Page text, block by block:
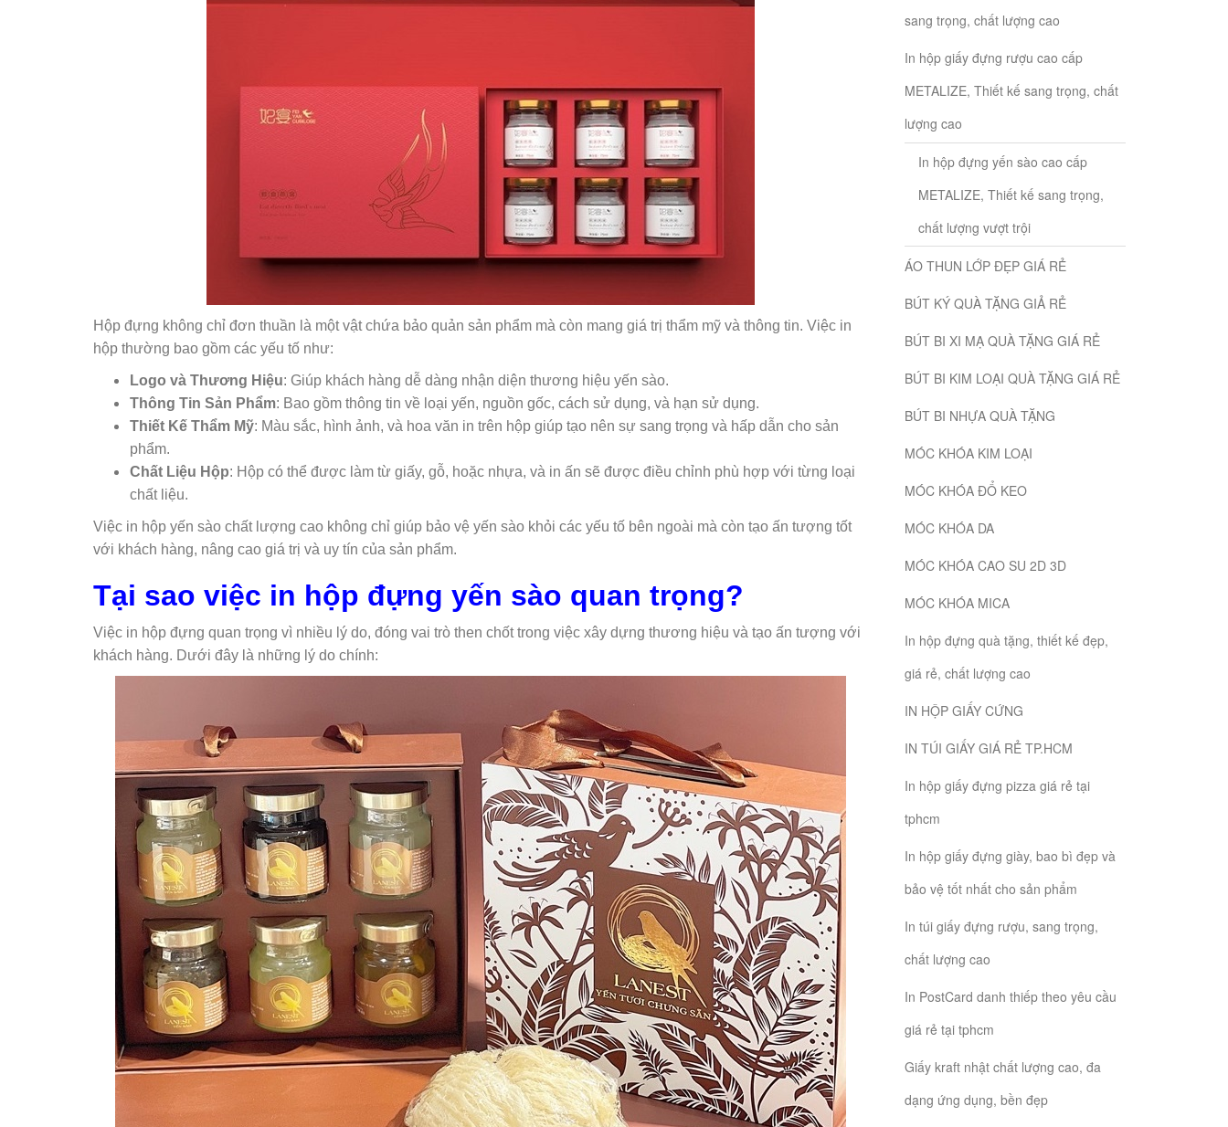
Hộp đựng không chỉ đơn thuần là một vật chứa bảo quản sản phẩm mà còn mang giá trị thẩm mỹ và thông tin. Việc in
hộp thường bao gồm các yếu tố như:
Logo và Thương Hiệu: Giúp khách hàng dễ dàng nhận diện thương hiệu yến sào.
Thông Tin Sản Phẩm: Bao gồm thông tin về loại yến, nguồn gốc, cách sử dụng, và hạn sử dụng.
Thiết Kế Thẩm Mỹ: Màu sắc, hình ảnh, và hoa văn in trên hộp giúp tạo nên sự sang trọng và hấp dẫn cho sản
phẩm.
Chất Liệu Hộp: Hộp có thể được làm từ giấy, gỗ, hoặc nhựa, và in ấn sẽ được điều chỉnh phù hợp với từng loại
chất liệu.
Việc in hộp yến sào chất lượng cao không chỉ giúp bảo vệ yến sào khỏi các yếu tố bên ngoài mà còn tạo ấn tượng tốt
với khách hàng, nâng cao giá trị và uy tín của sản phẩm.
Tại sao việc in hộp đựng yến sào quan trọng?
Việc in hộp đựng quan trọng vì nhiều lý do, đóng vai trò then chốt trong việc xây dựng thương hiệu và tạo ấn tượng với
khách hàng. Dưới đây là những lý do chính:
sang trọng, chất lượng cao
In hộp giấy đựng rượu cao cấp
METALIZE, Thiết kế sang trọng, chất
lượng cao
In hộp đựng yến sào cao cấp
METALIZE, Thiết kế sang trọng,
chất lượng vượt trội
ÁO THUN LỚP ĐẸP GIÁ RẺ
BÚT KÝ QUÀ TẶNG GIẢ RẺ
BÚT BI XI MẠ QUÀ TẶNG GIÁ RẺ
BÚT BI KIM LOẠI QUÀ TẶNG GIÁ RẺ
BÚT BI NHỰA QUÀ TẶNG
MÓC KHÓA KIM LOẠI
MÓC KHÓA ĐỔ KEO
MÓC KHÓA DA
MÓC KHÓA CAO SU 2D 3D
MÓC KHÓA MICA
In hộp đựng quà tặng, thiết kế đẹp,
giá rẻ, chất lượng cao
IN HỘP GIẤY CỨNG
IN TÚI GIẤY GIÁ RẺ TP.HCM
In hộp giấy đựng pizza giá rẻ tại
tphcm
In hộp giấy đựng giày, bao bì đẹp và
bảo vệ tốt nhất cho sản phẩm
In túi giấy đựng rượu, sang trọng,
chất lượng cao
In PostCard danh thiếp theo yêu cầu
giá rẻ tại tphcm
Giấy kraft nhật chất lượng cao, đa
dạng ứng dụng, bền đẹp